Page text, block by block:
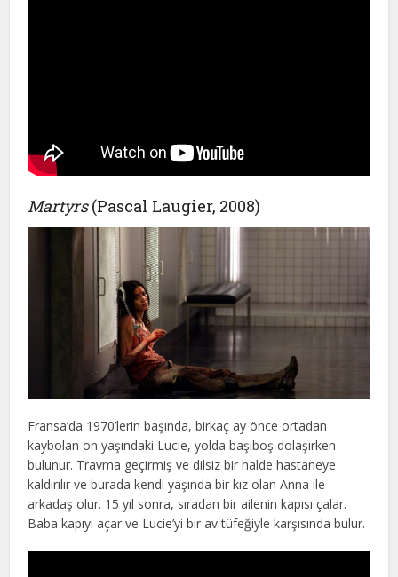
Martyrs(Pascal Laugier, 2008)
Fransa’da 1970’lerin başında, birkaç ay önce ortadan
kaybolan on yaşındaki Lucie, yolda başıboş dolaşırken
bulunur. Travma geçirmiş ve dilsiz bir halde hastaneye
kaldırılır ve burada kendi yaşında bir kız olan Anna ile
arkadaş olur. 15 yıl sonra, sıradan bir ailenin kapısı çalar.
Baba kapıyı açar ve Lucie’yi bir av tüfeğiyle karşısında bulur.